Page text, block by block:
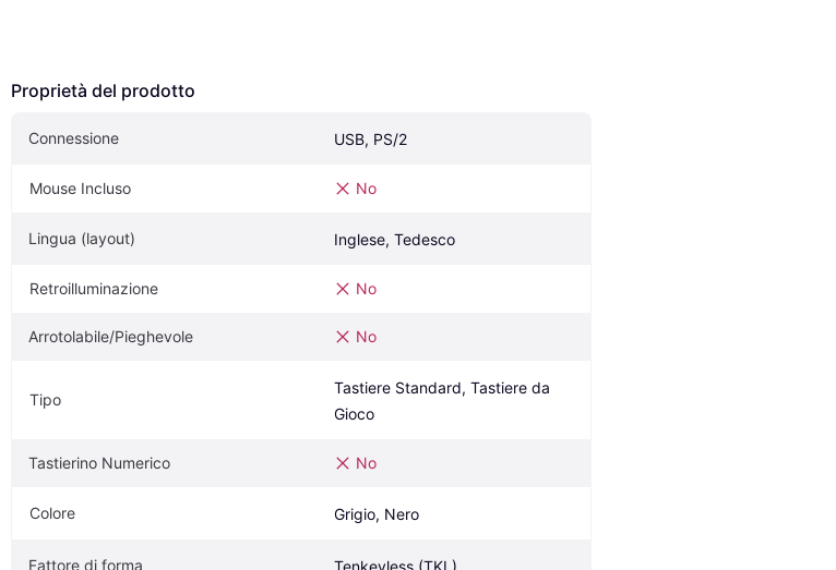
Proprietà del prodotto
Connessione USB, PS/2
Mouse Incluso No
Lingua (layout) Inglese, Tedesco
Retroilluminazione No
Arrotolabile/Pieghevole No
Tipo
Tastiere Standard, Tastiere da
Gioco
Tastierino Numerico No
Colore Grigio, Nero
Fattore di forma Tenkeyless (TKL)